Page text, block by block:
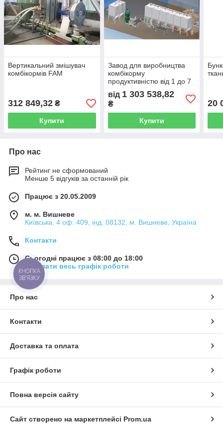
Вертикальний змішувач
комбікормів FAM
312 849,32 ₴
Купити
Завод для виробництва
комбікорму
продуктивністю від 1 до 7
від 1 303 538,82
₴
Купити
20
Про нас
Рейтинг не сформований
Менше 5 відгуків за останній рік
Працює з 20.05.2009
м. м. Вишневе
Київська, 4 оф. 409, інд. 08132, м. Вишневе, Україна
Контакти
Сьогодні працює з 08:00 до 18:00
Показати весь графік роботи
Про нас
Контакти
Доставка та оплата
Графік роботи
Повна версія сайту
Сайт створено на маркетплейсі Prom.ua
КНОПКА
ЗВ'ЯЗКУ